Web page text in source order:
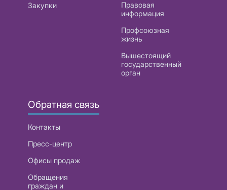
Закупки
Правовая
информация
Профсоюзная
жизнь
Вышестоящий
государственный
орган
Обратная связь
Контакты
Пресс-центр
Офисы продаж
Обращения
граждан и